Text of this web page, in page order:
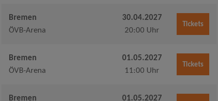
Bremen
ÖVB-Arena
30.04.2027
20:00 Uhr
Tickets
Bremen
ÖVB-Arena
01.05.2027
11:00 Uhr
Tickets
Bremen 01.05.2027